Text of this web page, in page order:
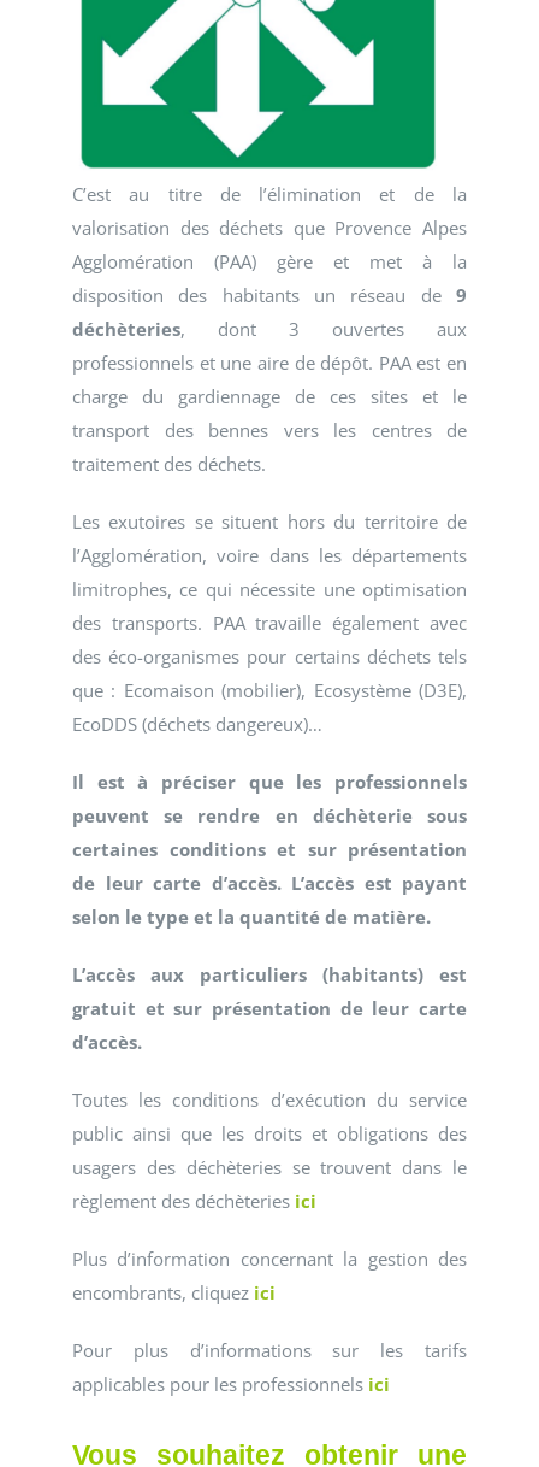
C’est au titre de l’élimination et de la
valorisation des déchets que Provence Alpes
Agglomération (PAA) gère et met à la
disposition des habitants un réseau de 9
déchèteries, dont 3 ouvertes aux
professionnels et une aire de dépôt. PAA est en
charge du gardiennage de ces sites et le
transport des bennes vers les centres de
traitement des déchets.
Les exutoires se situent hors du territoire de
l’Agglomération, voire dans les départements
limitrophes, ce qui nécessite une optimisation
des transports. PAA travaille également avec
des éco-organismes pour certains déchets tels
que : Ecomaison (mobilier), Ecosystème (D3E),
EcoDDS (déchets dangereux)…
Il est à préciser que les professionnels
peuvent se rendre en déchèterie sous
certaines conditions et surprésentation
de leur carte d’accès. L’accès est payant
selon le type et la quantité de matière.
L’accès aux particuliers (habitants) est
gratuit et sur présentation de leur carte
d’accès.
Toutes les conditions d’exécution du service
public ainsi que les droits et obligations des
usagers des déchèteries se trouvent dans le
règlement des déchèteries ici
Plus d’information concernant la gestion des
encombrants, cliquez ici
Pour plus d’informations sur les tarifs
applicables pour les professionnels ici
Vous souhaitez obtenir une